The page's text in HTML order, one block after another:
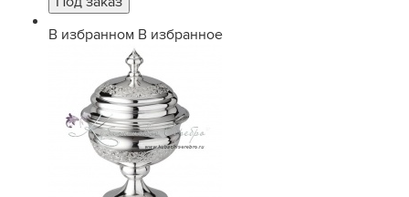
В избранном В избранное